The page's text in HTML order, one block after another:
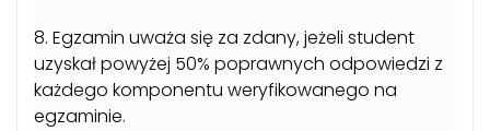
8. Egzamin uważa się za zdany, jeżeli student
uzyskał powyżej 50% poprawnych odpowiedzi z
każdego komponentu weryfikowanego na
egzaminie.